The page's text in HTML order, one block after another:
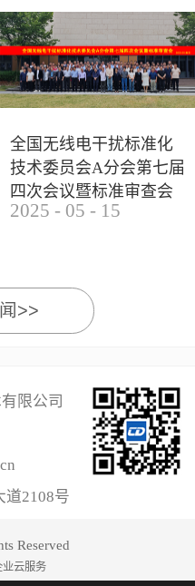
入交流行业见解，踊
领域的高质量发展汇聚
，公司展示了...
全国无线电干扰标准化
技术委员会A分会第七届
四次会议暨标准审查会
成功举办
2025 - 05 - 15
>>
限公司
道2108号
Reserved
业云服务